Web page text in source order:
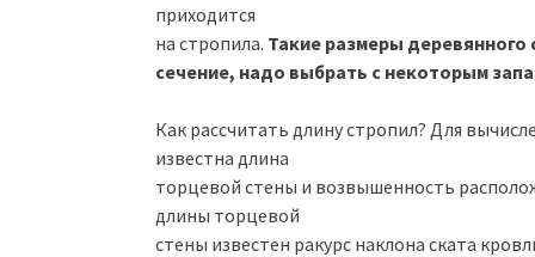
приходится
на стропила. Такие размеры деревянного
сечение, надо выбрать с некоторым
Как рассчитать длину стропил? Для
известна длина
торцевой стены и возвышенность
длины торцевой
стены известен ракурс наклона ската